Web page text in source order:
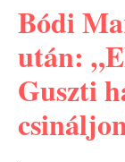
Bódi
után:
Guszti